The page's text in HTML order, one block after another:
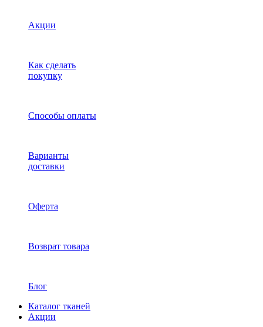
Акции
Как сделать
покупку
Способы оплаты
Варианты
доставки
Оферта
Возврат товара
Блог
Каталог тканей
Акции